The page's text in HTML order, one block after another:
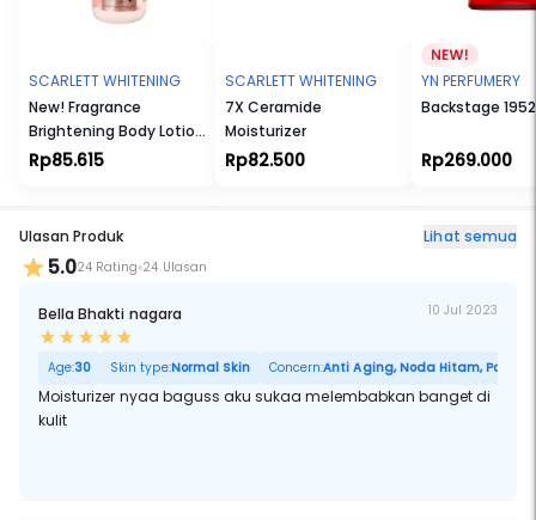
- Membantu mencegah terjadinya tanda-tanda penuaan dini.
JEJU ALOE VERA EXTRACTS
- Membantu merawat kulit berjerawat dan menyejukkan kulit yang
- Membantu menyamarkan kerutan halus dan merawat elastisitas
kulit.
- Membantu menjaga kelembapan kulit.
SCARLETT WHITENING
New! Fragrance
Brightening Body Lotion
Bright Mood Booster
Rp85.615
SCARLETT WHITENING
7X Ceramide
Moisturizer
Rp82.500
YN PERFUMERY
Backstage 1952
Rp269.000
Ulasan Produk Lihat semua
5.024 Rating 24 Ulasan
Bella Bhakti nagara 10 Jul 2023
Age:30 Skin type:Normal Skin Concern:Anti Aging, Noda Hitam, Pori
Moisturizer nyaa baguss aku sukaa melembabkan banget di
kulit